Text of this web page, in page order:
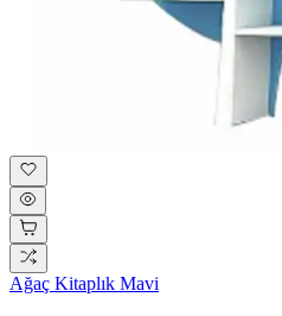
Ağaç Kitaplık Mavi